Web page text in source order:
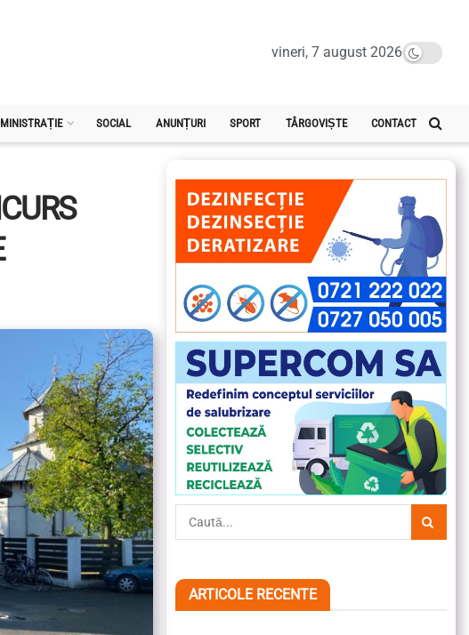
vineri, 7 august 2026
SOCIAL ANUNȚURI SPORT TÂRGOVIȘTE CONTACT
ARTICOLE RECENTE